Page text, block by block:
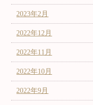
2023年2月
2022年12月
2022年11月
2022年10月
2022年9月